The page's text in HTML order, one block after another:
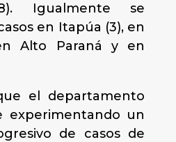
Igualmente se
en Itapúa (3), en
Alto Paraná y en
el departamento
experimentando un
de casos de